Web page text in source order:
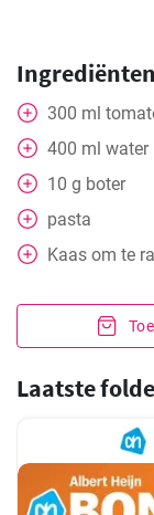
Ingrediënten
300 ml
400 ml water
10 g boter
pasta
Kaas om te
Laatste